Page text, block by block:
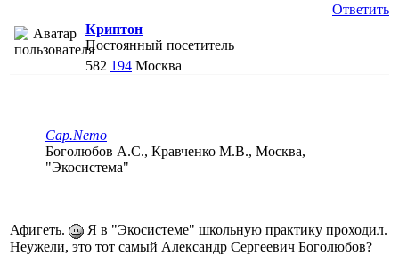
Ответить
Криптон
Постоянный посетитель
582 194 Москва
Cap.Nemo
Боголюбов А.С., Кравченко М.В., Москва,
"Экосистема"
Афигеть.
Я в "Экосистеме" школьную практику проходил.
Неужели, это тот самый Александр Сергеевич Боголюбов?